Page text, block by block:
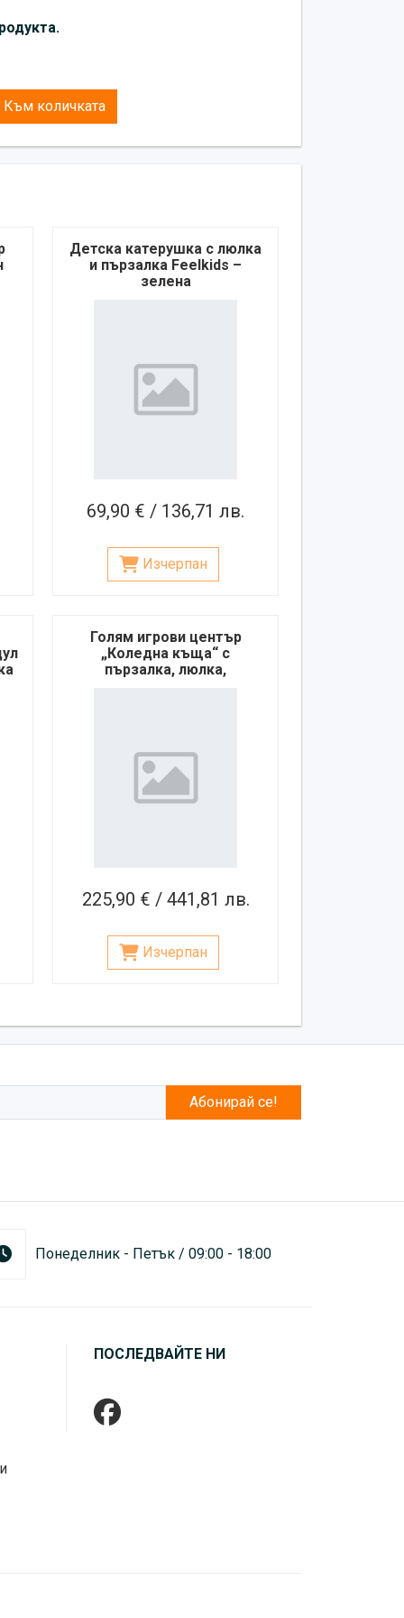
Към количката
Детска катерушка с люлка
и пързалка Feelkids –
зелена
69,90 € / 136,71 лв.
Изчерпан
Голям игрови център
„Коледна къща“ с
пързалка, люлка,
225,90 € / 441,81 лв.
Изчерпан
Абонирай се!
Понеделник - Петък / 09:00 - 18:00
ПОСЛЕДВАЙТЕ НИ